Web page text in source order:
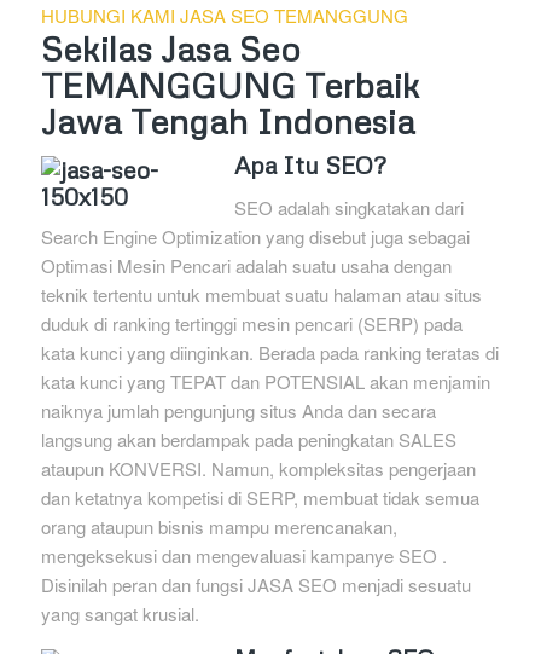
HUBUNGI KAMI JASA SEO TEMANGGUNG
Sekilas Jasa Seo
TEMANGGUNG Terbaik
Jawa Tengah Indonesia
Apa Itu SEO?
SEO adalah singkatakan dari
Search Engine Optimization yang disebut juga sebagai
Optimasi Mesin Pencari adalah suatu usaha dengan
teknik tertentu untuk membuat suatu halaman atau situs
duduk di ranking tertinggi mesin pencari (SERP) pada
kata kunci yang diinginkan. Berada pada ranking teratas di
kata kunci yang TEPAT dan POTENSIAL akan menjamin
naiknya jumlah pengunjung situs Anda dan secara
langsung akan berdampak pada peningkatan SALES
ataupun KONVERSI. Namun, kompleksitas pengerjaan
dan ketatnya kompetisi di SERP, membuat tidak semua
orang ataupun bisnis mampu merencanakan,
mengeksekusi dan mengevaluasi kampanye SEO .
Disinilah peran dan fungsi JASA SEO menjadi sesuatu
yang sangat krusial.